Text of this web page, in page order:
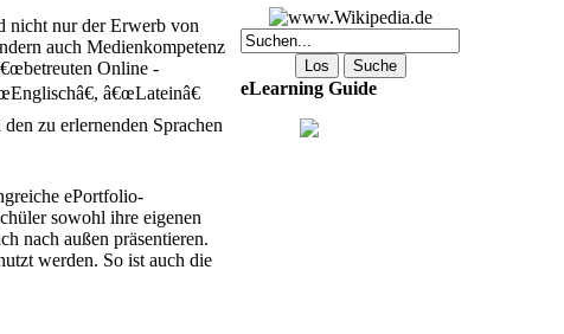
nicht nur der Erwerb von
auch Medienkompetenz
Online -
â€œLateinâ€
zu erlernenden Sprachen
ePortfolio-
sowohl ihre eigenen
nach außen präsentieren.
werden. So ist auch die
eLearning Guide